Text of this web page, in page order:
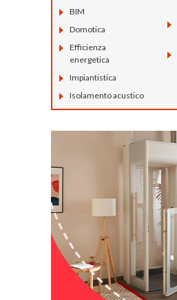
BIM
Domotica
Efficienza
energetica
Impiantistica
Isolamento acustico